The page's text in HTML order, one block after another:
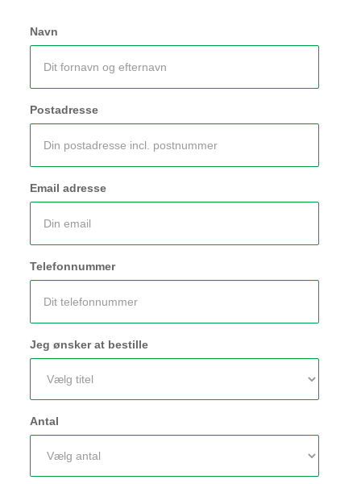
Navn
Postadresse
Email adresse
Telefonnummer
Jeg ønsker at bestille
Antal